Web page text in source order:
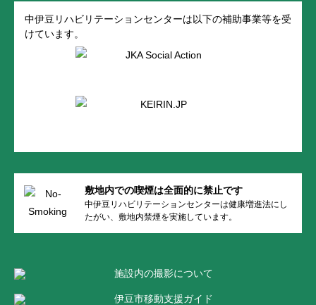
中伊豆リハビリテーションセンターは以下の補助事業等を受
けています。
敷地内での喫煙は全面的に禁止です
中伊豆リハビリテーションセンターは健康増進法にし
たがい、敷地内禁煙を実施しています。